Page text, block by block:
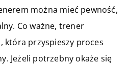
można mieć pewność,
Co ważne, trener
która przyspieszy proces
Jeżeli potrzebny okaże się